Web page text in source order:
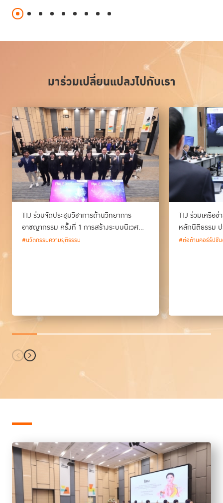
มาร่วมเปลี่ยนแปลงไปกับเรา
TIJ ร่วมจัดประชุมวิชาการด้านวิทยาการ
อาชญากรรม ครั้งที่ 1 การสร้างระบบนิเวศ
ด้านวิทยาการอาชญากรรม และนวัตกรรม
#นวัตกรรมความยุติธรรม
TIJ ร่วมเครือ
หลักนิติธรรม ป
#ต่อต้านคอร์รัปชัน